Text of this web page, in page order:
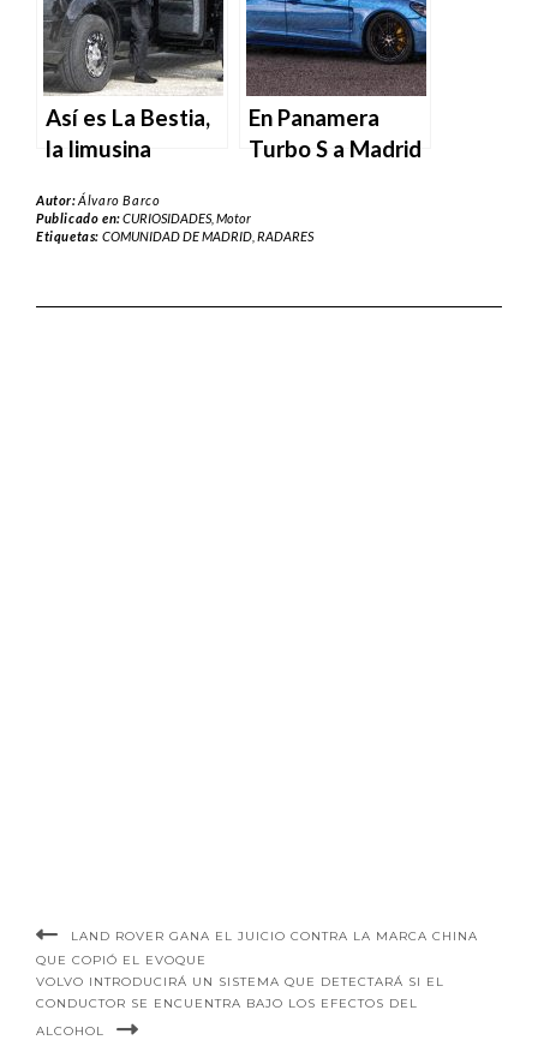
Así es La Bestia,
la limusina
Estados Unidos
En Panamera
Turbo S a Madrid
Autor:Álvaro Barco
Publicado en:CURIOSIDADES,Motor
Etiquetas: COMUNIDAD DE MADRID, RADARES
LAND ROVER GANA EL JUICIO CONTRA LA MARCA CHINA
QUE COPIÓ EL EVOQUE
VOLVO INTRODUCIRÁ UN SISTEMA QUE DETECTARÁ SI EL
CONDUCTOR SE ENCUENTRA BAJO LOS EFECTOS DEL
ALCOHOL